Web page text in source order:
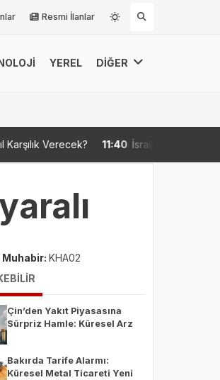
Resmi İlanlar
YEREL DİĞER
11:40 İsrail'in Lübnan'a düzenlediği
Muhabir: KHA02
Çin’den Yakıt Piyasasına
Sürpriz Hamle: Küresel Arz
Bakırda Tarife Alarmı:
Küresel Metal Ticareti Yeni